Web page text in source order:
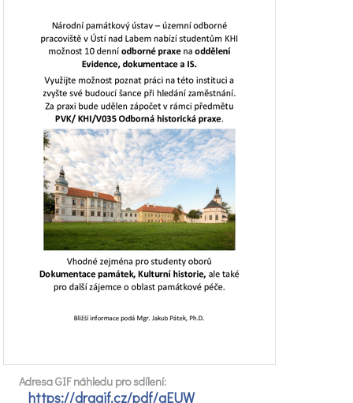
Adresa GIF náhledu pro sdílení:
https://dragif.cz/pdf/aEUW